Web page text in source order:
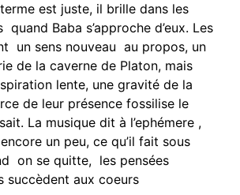
terme est juste, il brille dans les
Baba s’approche d’eux. Les
un sens nouveau au propos, un
de la caverne de Platon, mais
lente, une gravité de la
de leur présence fossilise le
La musique dit à l’ephémere ,
un peu, ce qu’il fait sous
on se quitte, les pensées
succèdent aux coeurs